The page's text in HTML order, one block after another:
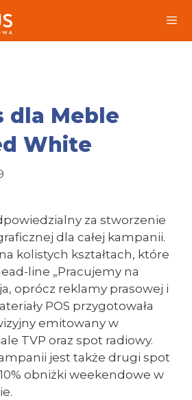
dla Meble
White
za stworzenie
dla całej kampanii.
kolistych kształtach, które
line „Pracujemy na
oprócz reklamy prasowej i
POS przygotowała
emitowany w
TVP oraz spot radiowy.
jest także drugi spot
obniżki weekendowe w